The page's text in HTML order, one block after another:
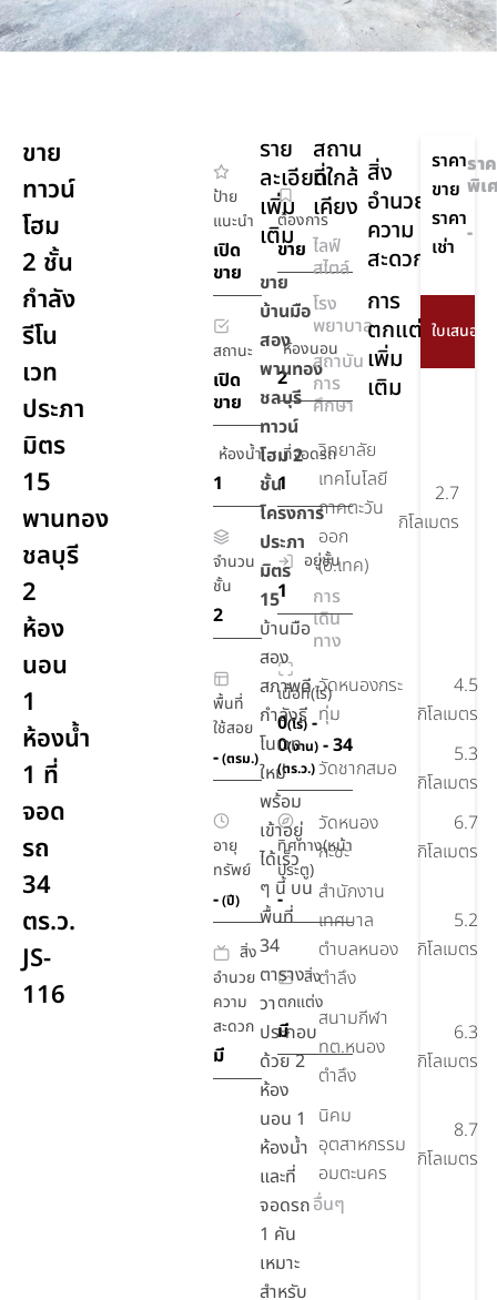
ขาย
ทาวน์
โฮม
2 ชั้น
กำลัง
รีโน
เวท
ประภา
มิตร
15
พานทอง
ชลบุรี
2
ห้อง
นอน
1
ห้องน้ำ
1 ที่
จอด
รถ
34
ตร.ว.
JS-
116
ป้าย
แนะนำ
เปิด
ขาย
ต้องการ
ขาย
สถานะ
เปิด
ขาย
ห้องนอน
2
ห้องน้ำ
1
ที่จอดรถ
1
จำนวน
ชั้น
2
อยู่ชั้น
1
พื้นที่
ใช้สอย
-(ตรม.)
เนื้อที่(ไร่)
0(ไร่) -
0(งาน) - 34
(ตร.ว.)
อายุ
ทรัพย์
-(ปี)
ทิศทาง(หน้า
ประตู)
-
สิ่ง
อำนวย
ความ
สะดวก
มี
สิ่ง
ตกแต่ง
มี
ราย
ละเอียด
เพิ่ม
เติม
ขาย
บ้านมือ
สอง
พานทอง
ชลบุรี
ทาวน์
โฮม 2
ชั้น
โครงการ
ประภา
มิตร
15
บ้านมือ
สอง
สภาพดี
กำลังรี
โนเวท
ใหม่
พร้อม
เข้าอยู่
ได้เร็ว
ๆ นี้ บน
พื้นที่
34
ตาราง
วา
ประกอบ
ด้วย 2
ห้อง
นอน 1
ห้องน้ำ
และที่
จอดรถ
1 คัน
เหมาะ
สำหรับ
สถาน
ที่ใกล้
เคียง
ไลฟ์
สไตล์
โรง
พยาบาล
สถาบัน
การ
ศึกษา
วิทยาลัย
เทคโนโลยี
ภาคตะวัน
ออก
(อี.เทค)
2.7
กิโลเมตร
การ
เดิน
ทาง
วัดหนองกระ
ทุ่ม
4.5
กิโลเมตร
วัดชากสมอ
5.3
กิโลเมตร
วัดหนอง
กะขะ
6.7
กิโลเมตร
สำนักงาน
เทศบาล
ตำบลหนอง
ตำลึง
5.2
กิโลเมตร
สนามกีฬา
ทต.หนอง
ตำลึง
6.3
กิโลเมตร
นิคม
อุตสาหกรรม
อมตะนคร
8.7
กิโลเมตร
อื่นๆ
สิ่ง
อำนวย
ความ
สะดวก
การ
ตกแต่ง
เพิ่ม
เติม
ราคา
ขาย
รา
พิเ
ราคา
เช่า
-